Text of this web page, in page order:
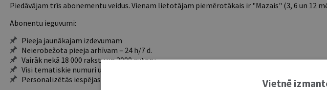
Piedāvājam trīs abonementu veidus. Vienam lietotājam piemērotākais ir "Mazais" (3, 6 un 12
Abonentu ieguvumi:
Pieeja jaunākajam izdevumam
Neierobežota pieeja arhīvam – 24 h/7 d.
Vairāk nekā 18 000 rakstu un 2000 autoru
Visi tematiskie numuri un ikgadējie grāmatžurnāli
Personalizētās iespējas – piezīmes, citāti, mapes
Vietnē